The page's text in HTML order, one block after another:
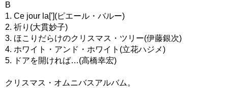
B
1. Ce jour la['](ピエール・バルー)
2. 祈り(大貫妙子)
3. ほこりだらけのクリスマス・ツリー(伊藤銀次)
4. ホワイト・アンド・ホワイト(立花ハジメ)
5. ドアを開ければ…(高橋幸宏)
クリスマス・オムニバスアルバム。